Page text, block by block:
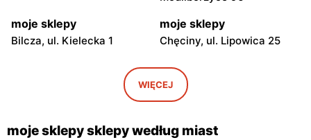
moje sklepy
Bilcza, ul. Kielecka 1
moje sklepy
Chęciny, ul. Lipowica 25
Iwaniska, ul. Ujazdowska 5
moje sklepy
Bogoria, ul. Rynek 30
Gorzyce, ul. Szkolna 44 Grębów, ul. Wydrza 180
WIĘCEJ
moje sklepy sklepy według miast